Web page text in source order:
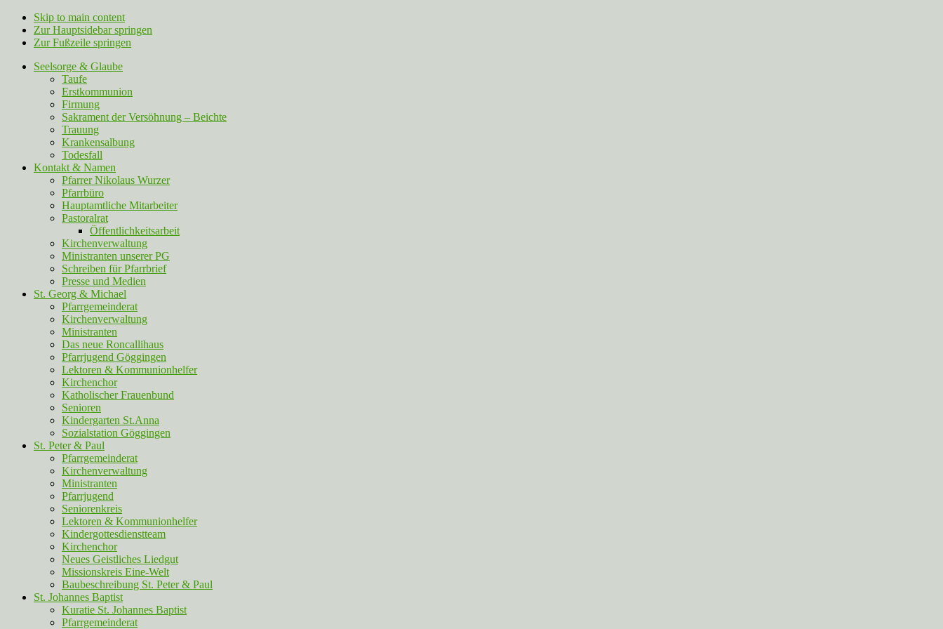
Skip to main content
Zur Hauptsidebar springen
Zur Fußzeile springen
Seelsorge & Glaube
Taufe
Erstkommunion
Firmung
Sakrament der Versöhnung – Beichte
Trauung
Krankensalbung
Todesfall
Kontakt & Namen
Pfarrer Nikolaus Wurzer
Pfarrbüro
Hauptamtliche Mitarbeiter
Pastoralrat
Öffentlichkeitsarbeit
Kirchenverwaltung
Ministranten unserer PG
Schreiben für Pfarrbrief
Presse und Medien
St. Georg & Michael
Pfarrgemeinderat
Kirchenverwaltung
Ministranten
Das neue Roncallihaus
Pfarrjugend Göggingen
Lektoren & Kommunionhelfer
Kirchenchor
Katholischer Frauenbund
Senioren
Kindergarten St.Anna
Sozialstation Göggingen
St. Peter & Paul
Pfarrgemeinderat
Kirchenverwaltung
Ministranten
Pfarrjugend
Seniorenkreis
Lektoren & Kommunionhelfer
Kindergottesdienstteam
Kirchenchor
Neues Geistliches Liedgut
Missionskreis Eine-Welt
Baubeschreibung St. Peter & Paul
St. Johannes Baptist
Kuratie St. Johannes Baptist
Pfarrgemeinderat